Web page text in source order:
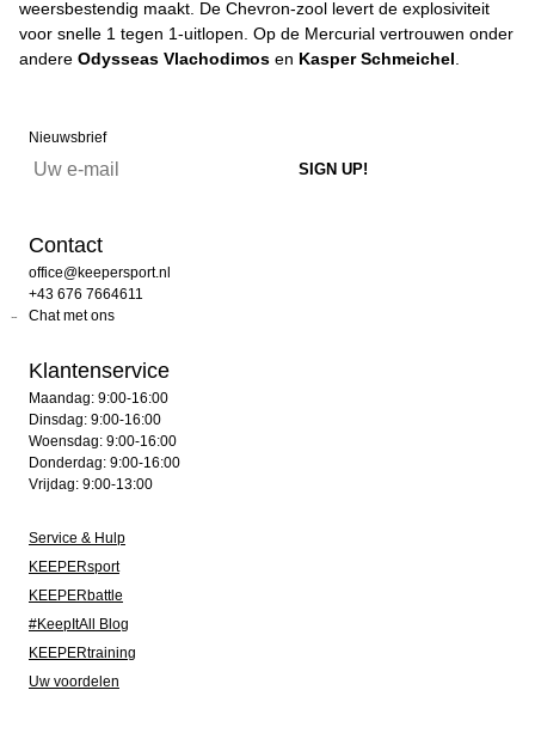
weersbestendig maakt. De Chevron-zool levert de explosiviteit
voor snelle 1 tegen 1-uitlopen. Op de Mercurial vertrouwen onder
andere Odysseas Vlachodimos en Kasper Schmeichel
Nieuwsbrief
Contact
office@keepersport.nl
+43 676 7664611
Chat met ons
Klantenservice
Maandag: 9:00-16:00
Dinsdag: 9:00-16:00
Woensdag: 9:00-16:00
Donderdag: 9:00-16:00
Vrijdag: 9:00-13:00
Service & Hulp
KEEPERsport
KEEPERbattle
#KeepItAll Blog
KEEPERtraining
Uw voordelen